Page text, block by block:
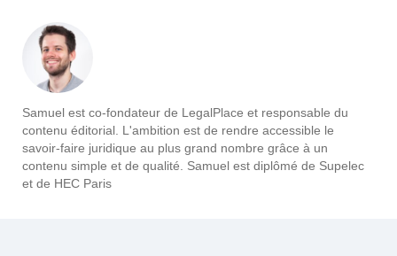
Samuel est co-fondateur de LegalPlace et responsable du
contenu éditorial. L'ambition est de rendre accessible le
savoir-faire juridique au plus grand nombre grâce à un
contenu simple et de qualité. Samuel est diplômé de Supelec
et de HEC Paris